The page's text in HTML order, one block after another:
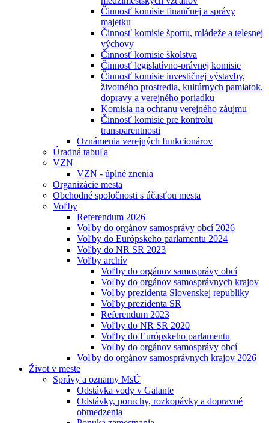
Činnosť komisie finančnej a správy
majetku
Činnosť komisie športu, mládeže a telesnej
výchovy
Činnosť komisie školstva
Činnosť legislatívno-právnej komisie
Činnosť komisie investičnej výstavby,
životného prostredia, kultúrnych pamiatok,
dopravy a verejného poriadku
Komisia na ochranu verejného záujmu
Činnosť komisie pre kontrolu
transparentnosti
Oznámenia verejných funkcionárov
Úradná tabuľa
VZN
VZN - úplné znenia
Organizácie mesta
Obchodné spoločnosti s účasťou mesta
Voľby
Referendum 2026
Voľby do orgánov samosprávy obcí 2026
Voľby do Európskeho parlamentu 2024
Voľby do NR SR 2023
Voľby archív
Voľby do orgánov samosprávy obcí
Voľby do orgánov samosprávnych krajov
Voľby prezidenta Slovenskej republiky
Voľby prezidenta SR
Referendum 2023
Voľby do NR SR 2020
Voľby do Európskeho parlamentu
Voľby do orgánov samosprávy obcí
Voľby do orgánov samosprávnych krajov 2026
Život v meste
Správy a oznamy MsÚ
Odstávka vody v Galante
Odstávky, poruchy, rozkopávky a dopravné
obmedzenia